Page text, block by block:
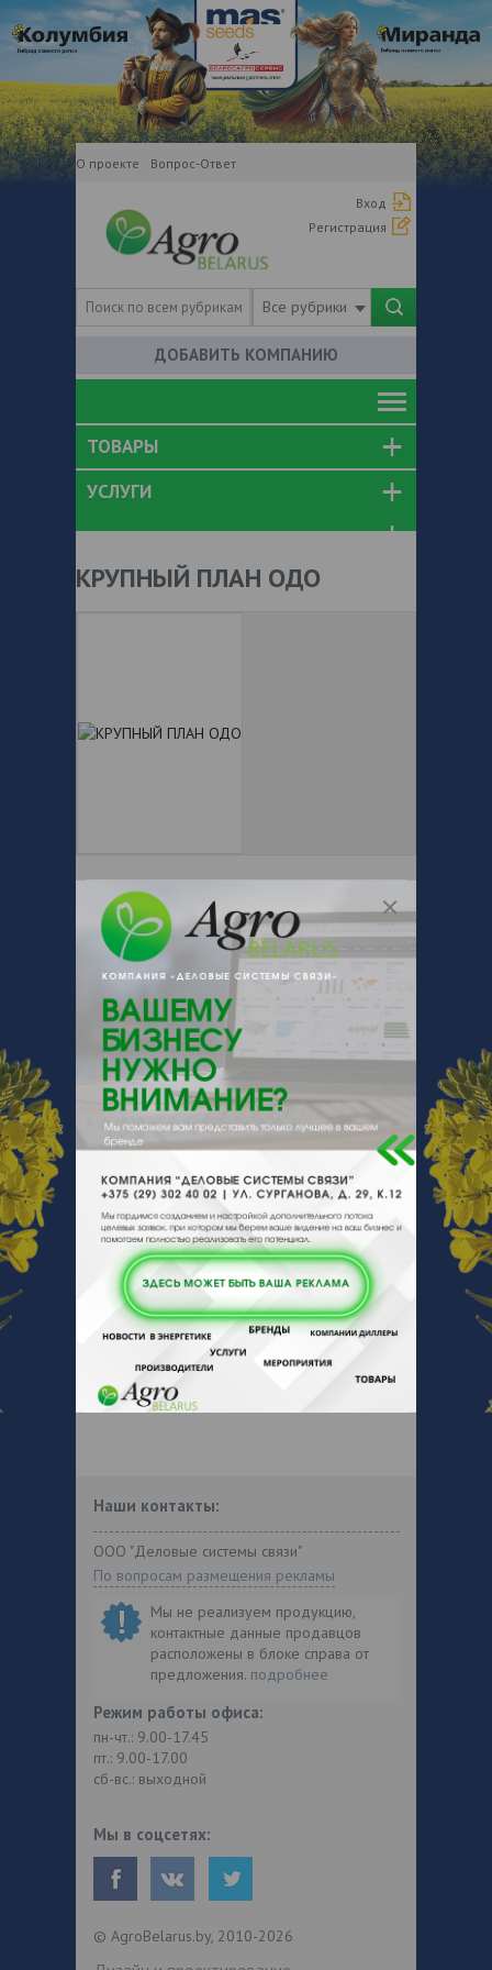
О проекте Вопрос-Ответ
Вход
Регистрация
Все рубрики
ДОБАВИТЬ КОМПАНИЮ
ТОВАРЫ
УСЛУГИ
КРУПНЫЙ ПЛАН ОДО
+ 375Показать телефоны
e-mail:a:2:{s:5:"VALUE";a:0:
{}s:11:"DESCRIPTION";a:0:{}}
210002, , , , Витебск, Горького 59
офис 21а
Отзывы Еще
Отзывы
Чтобы оставить комментарий или
выставить рейтинг, нужно
Зарегистрироваться
Наши контакты:
ООО "Деловые системы связи"
По вопросам размещения рекламы
Мы не реализуем продукцию,
контактные данные продавцов
расположены в блоке справа от
предложения. подробнее
Режим работы офиса:
пн-чт.: 9.00-17.45
пт.: 9.00-17.00
сб-вс.: выходной
Мы в соцсетях:
© AgroBelarus.by, 2010-2026